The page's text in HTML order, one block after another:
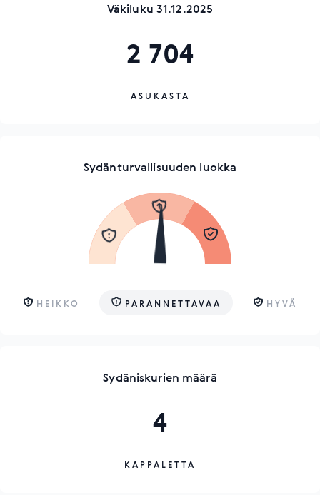
Väkiluku 31.12.2025
2 704
ASUKASTA
Sydänturvallisuuden luokka
HEIKKO PARANNETTAVAA HYVÄ
Sydäniskurien määrä
4
KAPPALETTA